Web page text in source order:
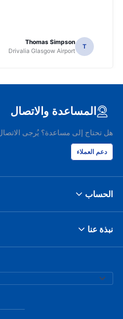
T
Thomas Simpson
Drivalia Glasgow Airport
المساعدة والاتصال
هل تحتاج إلى مساعدة؟ يُرجى الاتصال
دعم العملاء
الحساب
نبذة عنا